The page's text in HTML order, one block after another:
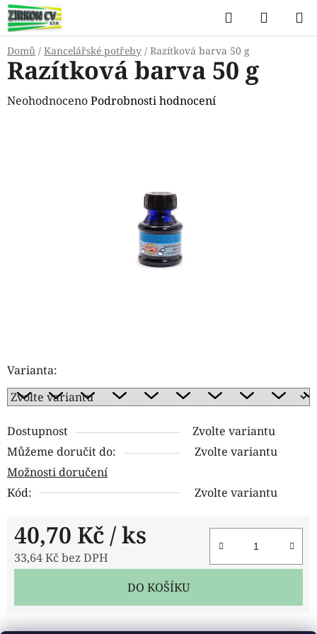
Přejít
na
obsah
Hledat
KOŠÍK
Domů / Kancelářské potřeby / Razítková barva 50 g
Varianta:
Dostupnost
Zvolte variantu
Můžeme doručit do:
Zvolte variantu
Možnosti doručení
Kód:
Zvolte variantu
40,70 Kč / ks
33,64 Kč bez DPH
DO KOŠÍKU
Razítková barva 50 g
Průměrné
NeohodnocenoPodrobnosti hodnocení